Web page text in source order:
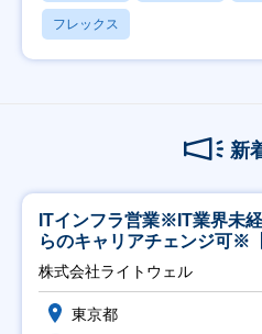
フレックス
新
ITインフラ営業※IT業界未
らのキャリアチェンジ可※
能】
株式会社ライトウェル
東京都